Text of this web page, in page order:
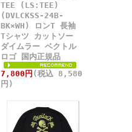
TEE (LS:TEE)
(DVLCKSS-24B-
BK×WH) ロンT 長袖
Tシャツ カットソー
ダイムラー ベクトル
ロゴ 国内正規品
7,800円 (税込 8,580
円)